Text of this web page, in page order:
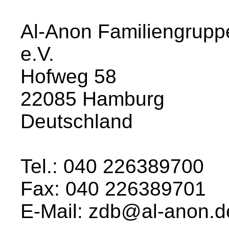
Al-Anon
e.V.
Hofweg 58
22085 Hamburg
Deutschland
Tel.: 040 226389700
Fax: 040 226389701
E-Mail: zdb@al-